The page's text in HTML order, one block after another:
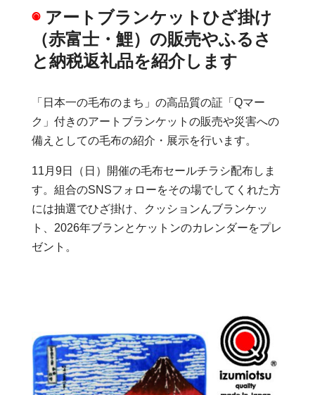
◉アートブランケットひざ掛け
（赤富士・鯉）の販売やふるさ
と納税返礼品を紹介します
「日本一の毛布のまち」の高品質の証「Qマー
ク」付きのアートブランケットの販売や災害への
備えとしての毛布の紹介・展示を行います。
11月9日（日）開催の毛布セールチラシ配布しま
す。組合のSNSフォローをその場でしてくれた方
には抽選でひざ掛け、クッションんブランケッ
ト、2026年ブランとケットンのカレンダーをプレ
ゼント。